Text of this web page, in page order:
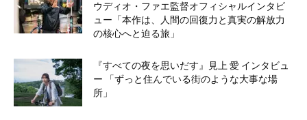
ウディオ・ファエ監督オフィシャルインタビ
ュー「本作は、人間の回復力と真実の解放力
の核心へと迫る旅」
『すべての夜を思いだす』見上 愛 インタビュ
ー 「ずっと住んでいる街のような大事な場
所」